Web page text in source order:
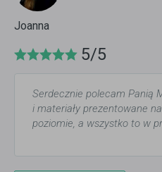
Joanna
5/5
Serdecznie polecam Panią
i materiały prezentowane
poziomie, a wszystko to w